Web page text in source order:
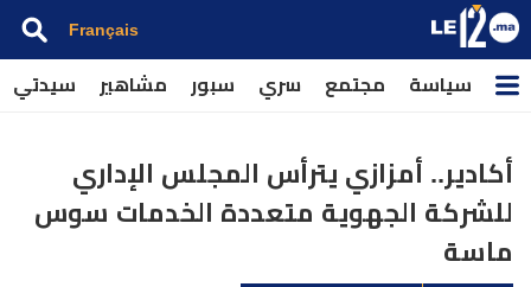
Français
سياسة مجتمع سري سبور مشاهير سيدتي
أكادير.. أمزازي يترأس المجلس الإداري
للشركة الجهوية متعددة الخدمات سوس
ماسة